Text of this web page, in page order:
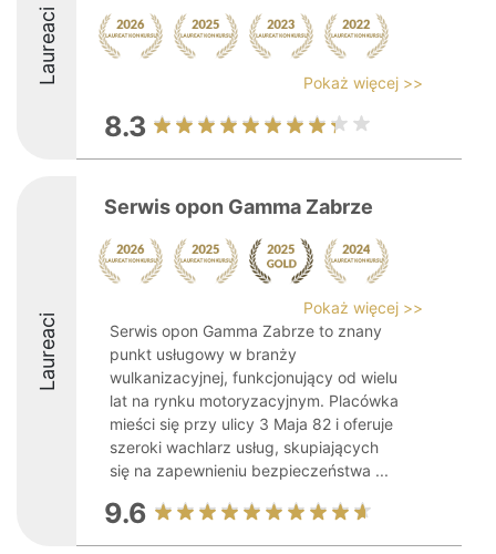
Laureaci Pokaż więcej >>
8.3
Laureaci
Serwis opon Gamma Zabrze
Pokaż więcej >>
Serwis opon Gamma Zabrze to znany
punkt usługowy w branży
wulkanizacyjnej, funkcjonujący od wielu
lat na rynku motoryzacyjnym. Placówka
mieści się przy ulicy 3 Maja 82 i oferuje
szeroki wachlarz usług, skupiających
się na zapewnieniu bezpieczeństwa ...
9.6